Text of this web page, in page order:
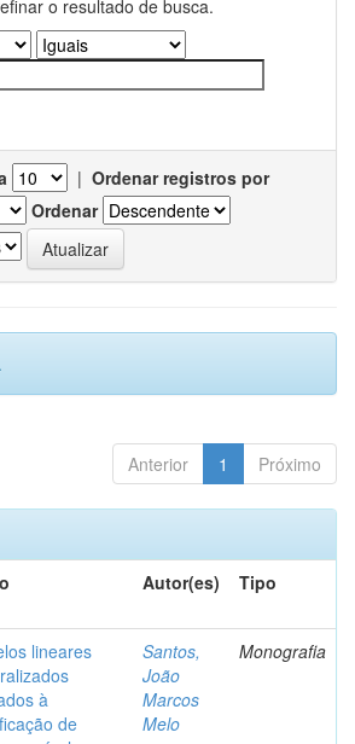
o resultado de busca.
| Ordenar registros por
Ordenar
Anterior 1 Próximo
Autor(es) Tipo
lineares
à
de
Santos,
João
Marcos
Melo
Monografia